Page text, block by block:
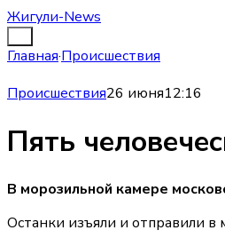
Жигули-News
Главная·Происшествия
Происшествия26 июня12:16
Пять
В морозильной камере
Останки изъяли и отправили в